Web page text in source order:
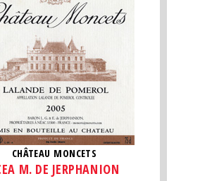
CHÂTEAU MONCETS
M. DE JERPHANION